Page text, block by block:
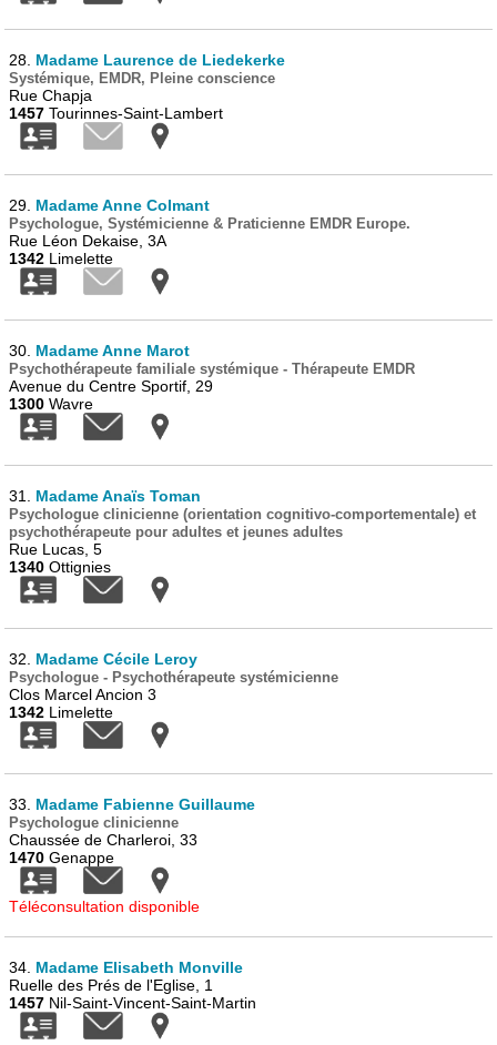
28. Madame Laurence de Liedekerke
Systémique, EMDR, Pleine conscience
Rue Chapja
1457 Tourinnes-Saint-Lambert
29. Madame Anne Colmant
Psychologue, Systémicienne & Praticienne EMDR Europe.
Rue Léon Dekaise, 3A
1342 Limelette
30. Madame Anne Marot
Psychothérapeute familiale systémique - Thérapeute EMDR
Avenue du Centre Sportif, 29
1300 Wavre
31. Madame Anaïs Toman
Psychologue clinicienne (orientation cognitivo-comportementale) et
psychothérapeute pour adultes et jeunes adultes
Rue Lucas, 5
1340 Ottignies
32. Madame Cécile Leroy
Psychologue - Psychothérapeute systémicienne
Clos Marcel Ancion 3
1342 Limelette
33. Madame Fabienne Guillaume
Psychologue clinicienne
Chaussée de Charleroi, 33
1470 Genappe
Téléconsultation disponible
34. Madame Elisabeth Monville
Ruelle des Prés de l'Eglise, 1
1457 Nil-Saint-Vincent-Saint-Martin